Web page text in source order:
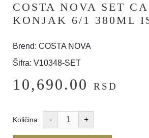
COSTA NOVA SET
KONJAK 6/1 380ML
Brend: COSTA NOVA
Šifra: V10348-SET
10,690.00 RSD
Količina